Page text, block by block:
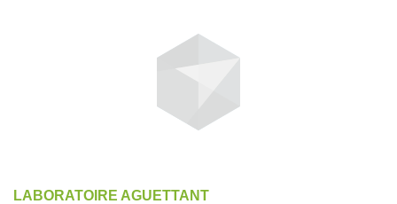
LABORATOIRE AGUETTANT